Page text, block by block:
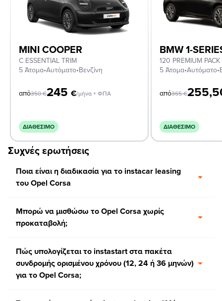
MINI COOPER
C ESSENTIAL TRIM
5 Άτομα•Αυτόματο•Βενζίνη
από350€245 €/μήνα + ΦΠΑ
ΔΙΑΘΈΣΙΜΟ
BMW 1-
120 PREMIUM PACK
5 Άτομα•Αυτόματο•
από365€
ΔΙΑΘΈΣΙΜΟ
Συχνές ερωτήσεις
Ποια είναι η διαδικασία για το instacar leasing
του Opel Corsa
Μπορώ να μισθώσω το Opel Corsa χωρίς
προκαταβολή;
Πώς υπολογίζεται το instastart στα πακέτα
συνδρομής ορισμένου χρόνου (12, 24 ή 36 μηνών)
για το Opel Corsa;